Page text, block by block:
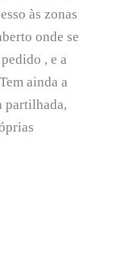
às zonas
onde se
, e a
ainda a
partilhada,